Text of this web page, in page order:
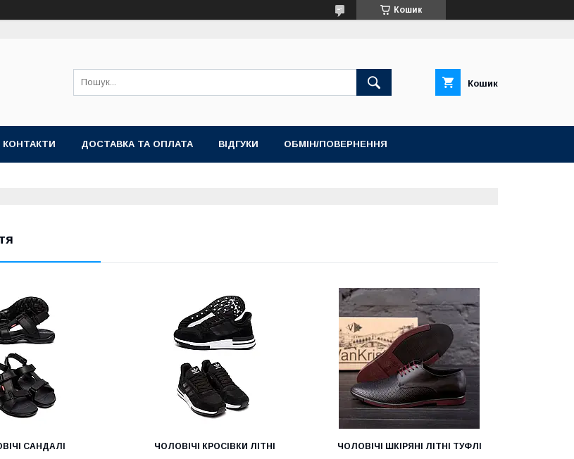
Кошик
Кошик
КОНТАКТИ ДОСТАВКА ТА ОПЛАТА ВІДГУКИ ОБМІН/ПОВЕРНЕННЯ
САНДАЛІ ЧОЛОВІЧІ КРОСІВКИ ЛІТНІ ЧОЛОВІЧІ ШКІРЯНІ ЛІТНІ ТУФЛІ